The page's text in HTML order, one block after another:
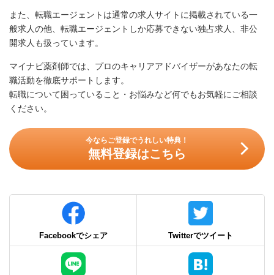
また、転職エージェントは通常の求人サイトに掲載されている一
般求人の他、転職エージェントしか応募できない独占求人、非公
開求人も扱っています。
マイナビ薬剤師では、プロのキャリアアドバイザーがあなたの転
職活動を徹底サポートします。
転職について困っていること・お悩みなど何でもお気軽にご相談
ください。
今ならご登録でうれしい特典！
無料登録はこちら
Facebookでシェア Twitterでツイート